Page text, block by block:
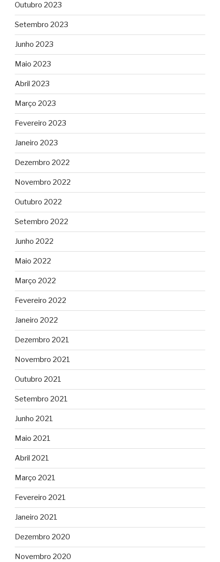
Outubro 2023
Setembro 2023
Junho 2023
Maio 2023
Abril 2023
Março 2023
Fevereiro 2023
Janeiro 2023
Dezembro 2022
Novembro 2022
Outubro 2022
Setembro 2022
Junho 2022
Maio 2022
Março 2022
Fevereiro 2022
Janeiro 2022
Dezembro 2021
Novembro 2021
Outubro 2021
Setembro 2021
Junho 2021
Maio 2021
Abril 2021
Março 2021
Fevereiro 2021
Janeiro 2021
Dezembro 2020
Novembro 2020